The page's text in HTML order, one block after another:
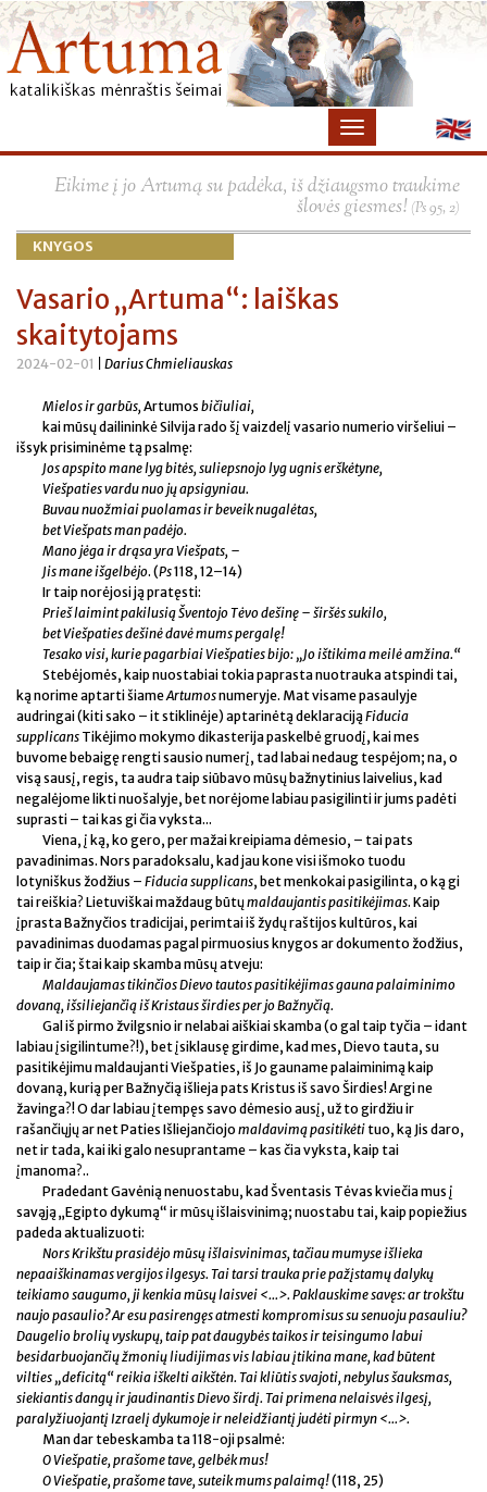
Eikime į jo Artumą su padėka, iš džiaugsmo traukime
šlovės giesmes! (Ps 95, 2)
KNYGOS
Vasario „Artuma“: laiškas
skaitytojams
2024-02-01 | Darius Chmieliauskas
Mielos ir garbūs, Artumos bičiuliai,
kai mūsų dailininkė Silvija rado šį vaizdelį vasario numerio viršeliui –
išsyk prisiminėme tą psalmę:
Jos apspito mane lyg bitės, suliepsnojo lyg ugnis erškėtyne,
Viešpaties vardu nuo jų apsigyniau.
Buvau nuožmiai puolamas ir beveik nugalėtas,
bet Viešpats man padėjo.
Mano jėga ir drąsa yra Viešpats, –
Jis mane išgelbėjo. (Ps118, 12–14)
Ir taip norėjosi ją pratęsti:
Prieš laimint pakilusią Šventojo Tėvo dešinę – širšės sukilo,
bet Viešpaties dešinė davė mums pergalę!
Tesako visi, kurie pagarbiai Viešpaties bijo: „Jo ištikima meilė amžina.“
Stebėjomės, kaip nuostabiai tokia paprasta nuotrauka atspindi tai,
ką norime aptarti šiameArtumosnumeryje. Mat visame pasaulyje
audringai (kiti sako – it stiklinėje) aptarinėtą deklaraciją Fiducia
supplicans Tikėjimo mokymo dikasterija paskelbė gruodį, kai mes
buvome bebaigę rengti sausio numerį, tad labai nedaug tespėjom; na, o
visą sausį, regis, ta audra taip siūbavo mūsų bažnytinius laivelius, kad
negalėjome likti nuošalyje, bet norėjome labiau pasigilinti ir jums padėti
suprasti – tai kas gi čia vyksta...
Viena, į ką, ko gero, per mažai kreipiama dėmesio, – tai pats
pavadinimas. Nors paradoksalu, kad jau kone visi išmoko tuodu
lotyniškus žodžius – Fiducia supplicans, bet menkokai pasigilinta, o ką gi
tai reiškia? Lietuviškai maždaug būtųmaldaujantis pasitikėjimas. Kaip
įprasta Bažnyčios tradicijai, perimtai iš žydų raštijos kultūros, kai
pavadinimas duodamas pagal pirmuosius knygos ar dokumento žodžius,
taip ir čia; štai kaip skamba mūsų atveju:
Maldaujamas tikinčios Dievo tautos pasitikėjimas gauna palaiminimo
dovaną, išsiliejančią iš Kristaus širdies per jo Bažnyčią.
Gal iš pirmo žvilgsnio ir nelabai aiškiai skamba (o gal taip tyčia – idant
labiau įsigilintume?!), bet įsiklausę girdime, kad mes, Dievo tauta, su
pasitikėjimu maldaujanti Viešpaties, iš Jo gauname palaiminimą kaip
dovaną, kurią per Bažnyčią išlieja pats Kristus iš savo Širdies! Argi ne
žavinga?! O dar labiau įtempęs savo dėmesio ausį, už to girdžiu ir
rašančiųjų ar net Paties Išliejančiojo maldavimą pasitikėtituo, ką Jis daro,
net ir tada, kai iki galo nesuprantame – kas čia vyksta, kaip tai
įmanoma?..
Pradedant Gavėnią nenuostabu, kad Šventasis Tėvas kviečia mus į
savąją „Egipto dykumą“ ir mūsų išlaisvinimą; nuostabu tai, kaip popiežius
padeda aktualizuoti:
Nors Krikštu prasidėjo mūsų išlaisvinimas, tačiau mumyse išlieka
nepaaiškinamas vergijos ilgesys. Tai tarsi trauka prie pažįstamų dalykų
teikiamo saugumo, ji kenkia mūsų laisvei <...>. Paklauskime savęs: ar trokštu
naujo pasaulio? Ar esu pasirengęs atmesti kompromisus su senuoju pasauliu?
Daugelio brolių vyskupų, taip pat daugybės taikos ir teisingumo labui
besidarbuojančių žmonių liudijimas vis labiau įtikina mane, kad būtent
vilties „deficitą“ reikia iškelti aikštėn. Tai kliūtis svajoti, nebylus šauksmas,
siekiantis dangų ir jaudinantis Dievo širdį. Tai primena nelaisvės ilgesį,
paralyžiuojantį Izraelį dykumoje ir neleidžiantį judėti pirmyn <...>.
Man dar tebeskamba ta 118-oji psalmė:
O Viešpatie, prašome tave, gelbėk mus!
O Viešpatie, prašome tave, suteik mums palaimą!(118, 25)
×